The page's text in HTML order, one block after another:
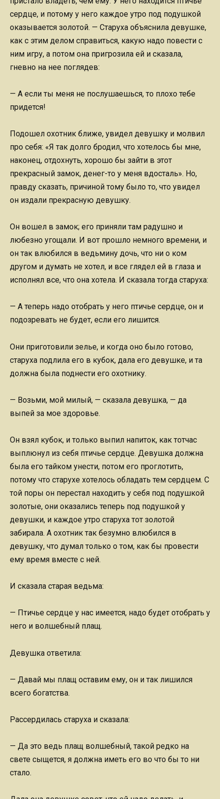
сердце, и потому у него каждое утро под подушкой
оказывается золотой. — Старуха объяснила девушке,
как с этим делом справиться, какую надо повести с
ним игру, а потом она пригрозила ей и сказала,
гневно на нее поглядев:
— А если ты меня не послушаешься, то плохо тебе
придется!
Подошел охотник ближе, увидел девушку и молвил
про себя: «Я так долго бродил, что хотелось бы мне,
наконец, отдохнуть, хорошо бы зайти в этот
прекрасный замок, денег-то у меня вдосталь». Но,
правду сказать, причиной тому было то, что увидел
он издали прекрасную девушку.
Он вошел в замок; его приняли там радушно и
любезно угощали. И вот прошло немного времени, и
он так влюбился в ведьмину дочь, что ни о ком
другом и думать не хотел, и все глядел ей в глаза и
исполнял все, что она хотела. И сказала тогда старуха:
— А теперь надо отобрать у него птичье сердце, он и
подозревать не будет, если его лишится.
Они приготовили зелье, и когда оно было готово,
старуха подлила его в кубок, дала его девушке, и та
должна была поднести его охотнику.
— Возьми, мой милый, — сказала девушка, — да
выпей за мое здоровье.
Он взял кубок, и только выпил напиток, как тотчас
выплюнул из себя птичье сердце. Девушка должна
была его тайком унести, потом его проглотить,
потому что старухе хотелось обладать тем сердцем. С
той поры он перестал находить у себя под подушкой
золотые, они оказались теперь под подушкой у
девушки, и каждое утро старуха тот золотой
забирала. А охотник так безумно влюбился в
девушку, что думал только о том, как бы провести
ему время вместе с ней.
И сказала старая ведьма:
— Птичье сердце у нас имеется, надо будет отобрать у
него и волшебный плащ.
Девушка ответила:
— Давай мы плащ оставим ему, он и так лишился
всего богатства.
Рассердилась старуха и сказала:
— Да это ведь плащ волшебный, такой редко на
свете сыщется, я должна иметь его во что бы то ни
стало.